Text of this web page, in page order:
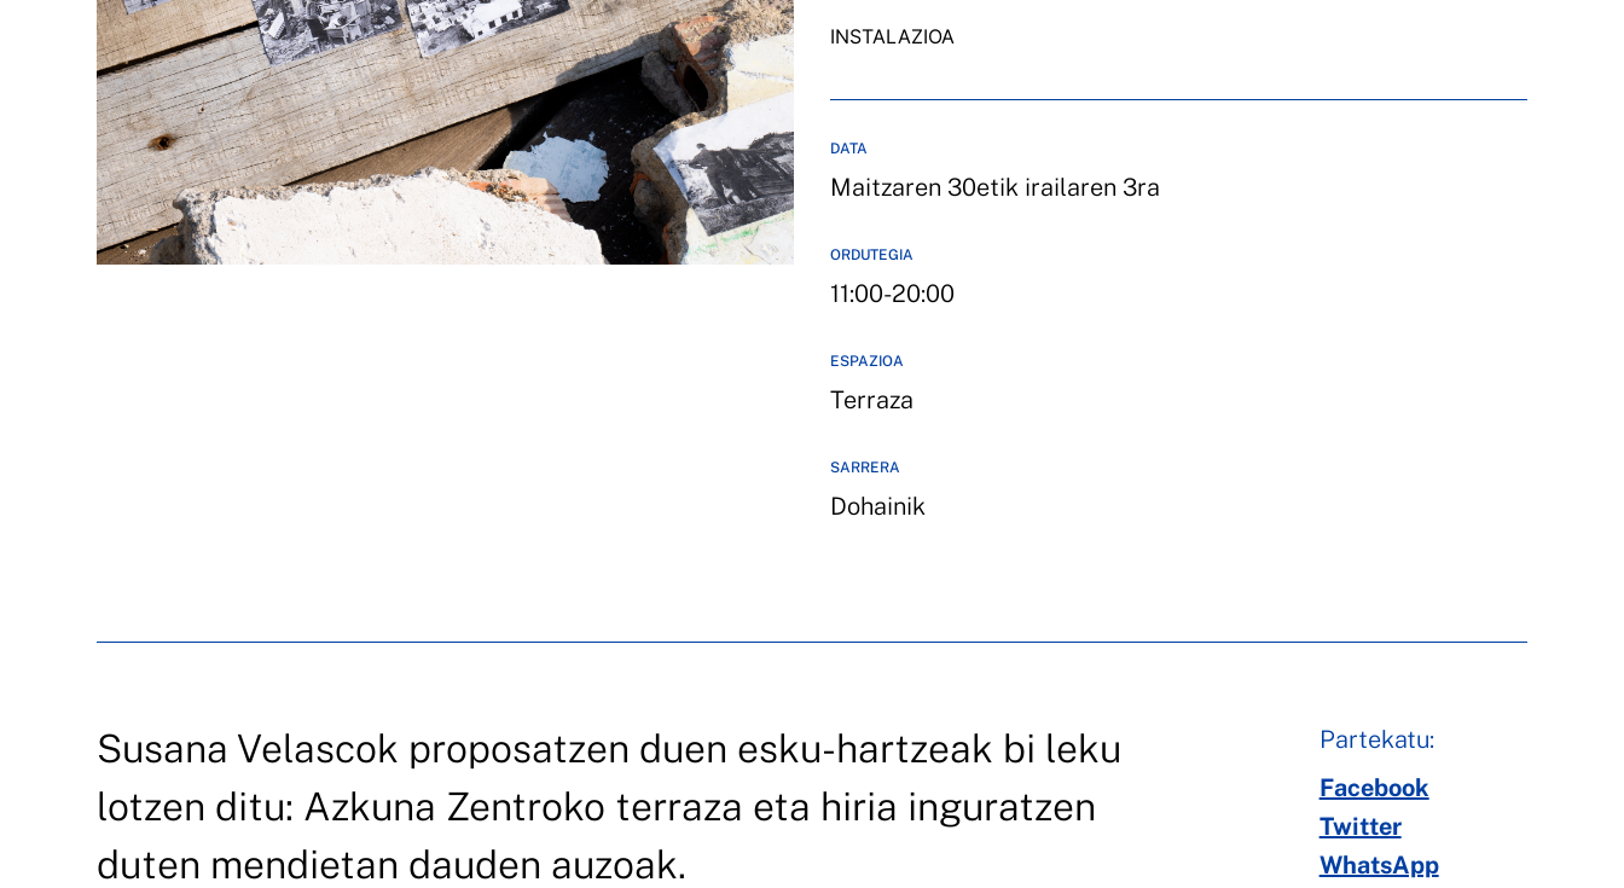
INSTALAZIOA
DATA
Maitzaren 30etik irailaren 3ra
ORDUTEGIA
11:00-20:00
ESPAZIOA
Terraza
SARRERA
Dohainik
Susana Velascok proposatzen duen esku-hartzeak bi leku
lotzen ditu: Azkuna Zentroko terraza eta hiria inguratzen
duten mendietan dauden auzoak.
Partekatu:
Facebook
Twitter
WhatsApp